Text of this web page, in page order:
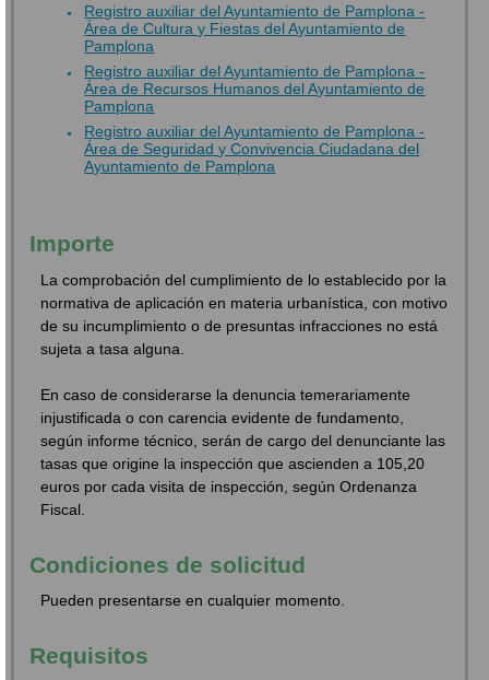
Registro auxiliar del Ayuntamiento de Pamplona -
Área de Cultura y Fiestas del Ayuntamiento de
Pamplona
Registro auxiliar del Ayuntamiento de Pamplona -
Área de Recursos Humanos del Ayuntamiento de
Pamplona
Registro auxiliar del Ayuntamiento de Pamplona -
Área de Seguridad y Convivencia Ciudadana del
Ayuntamiento de Pamplona
Importe
La comprobación del cumplimiento de lo establecido por la
normativa de aplicación en materia urbanística, con motivo
de su incumplimiento o de presuntas infracciones no está
sujeta a tasa alguna.
En caso de considerarse la denuncia temerariamente
injustificada o con carencia evidente de fundamento,
según informe técnico, serán de cargo del denunciante las
tasas que origine la inspección que ascienden a 105,20
euros por cada visita de inspección, según Ordenanza
Fiscal.
Condiciones de solicitud
Pueden presentarse en cualquier momento.
Requisitos